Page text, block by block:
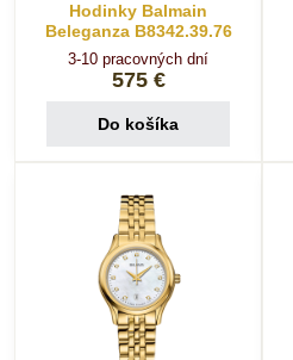
Hodinky Balmain
Beleganza B8342.39.76
3-10 pracovných dní
575 €
Do košíka